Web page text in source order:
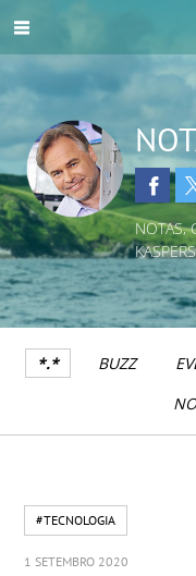
NOTAS,
*.* BUZZ
#TECNOLOGIA
1 SETEMBRO 2020